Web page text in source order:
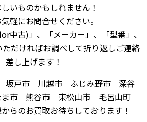
いものかもしれません！
軽にお問合せください。
中古)」、「メーカー」、「型番」、
ただければお調べして折り返しご連絡
差し上げます！
坂戸市 川越市 ふじみ野市 深谷
市 熊谷市 東松山市 毛呂山町
らのお買取お待ちしております！